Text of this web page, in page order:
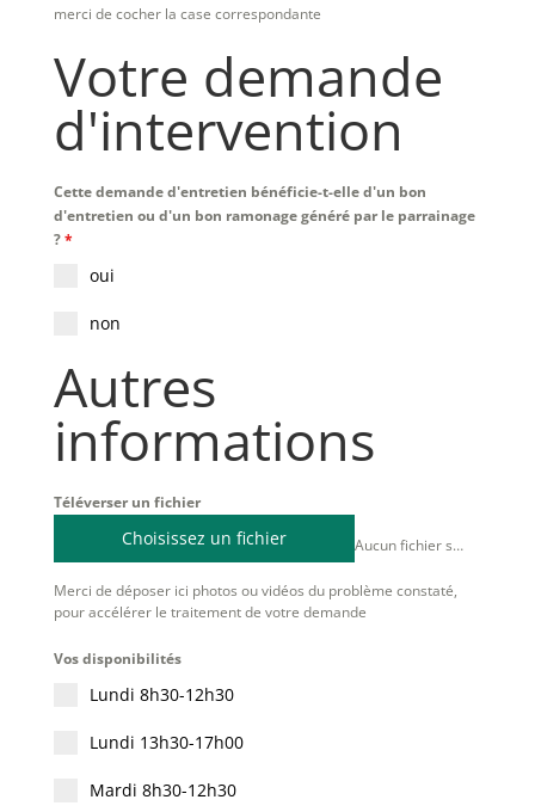
merci de cocher la case correspondante
Votre demande
d'intervention
Cette demande d'entretien bénéficie-t-elle d'un bon
d'entretien ou d'un bon ramonage généré par le parrainage
?*
oui
non
Autres
informations
Téléverser un fichier
Choisissez un fichier Aucun fichier sélectionné
Merci de déposer ici photos ou vidéos du problème constaté,
pour accélérer le traitement de votre demande
Vos disponibilités
Lundi 8h30-12h30
Lundi 13h30-17h00
Mardi 8h30-12h30